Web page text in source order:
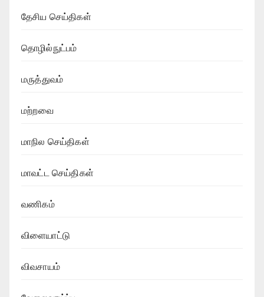
தேசிய செய்திகள்
தொழில்நுட்பம்
மருத்துவம்
மற்றவை
மாநில செய்திகள்
மாவட்ட செய்திகள்
வணிகம்
விளையாட்டு
விவசாயம்